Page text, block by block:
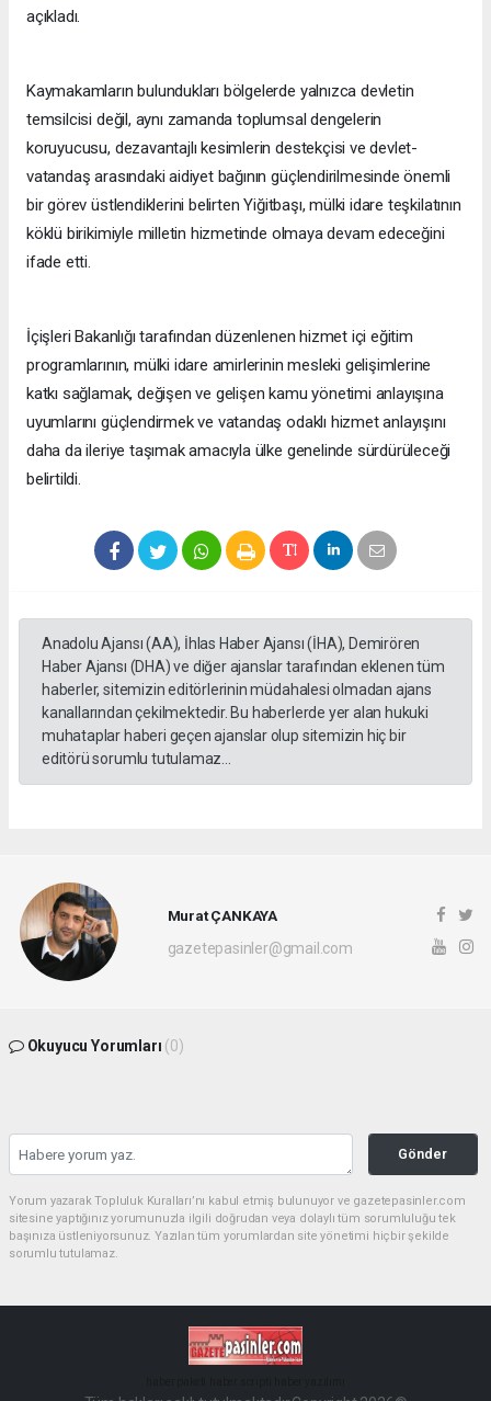
açıkladı.
Kaymakamların bulundukları bölgelerde yalnızca devletin
temsilcisi değil, aynı zamanda toplumsal dengelerin
koruyucusu, dezavantajlı kesimlerin destekçisi ve devlet-
vatandaş arasındaki aidiyet bağının güçlendirilmesinde önemli
bir görev üstlendiklerini belirten Yiğitbaşı, mülki idare teşkilatının
köklü birikimiyle milletin hizmetinde olmaya devam edeceğini
ifade etti.
İçişleri Bakanlığı tarafından düzenlenen hizmet içi eğitim
programlarının, mülki idare amirlerinin mesleki gelişimlerine
katkı sağlamak, değişen ve gelişen kamu yönetimi anlayışına
uyumlarını güçlendirmek ve vatandaş odaklı hizmet anlayışını
daha da ileriye taşımak amacıyla ülke genelinde sürdürüleceği
belirtildi.
Anadolu Ajansı (AA), İhlas Haber Ajansı (İHA), Demirören
Haber Ajansı (DHA) ve diğer ajanslar tarafından eklenen tüm
haberler, sitemizin editörlerinin müdahalesi olmadan ajans
kanallarından çekilmektedir. Bu haberlerde yer alan hukuki
muhataplar haberi geçen ajanslar olup sitemizin hiç bir
editörü sorumlu tutulamaz...
Murat ÇANKAYA
gazetepasinler@gmail.com
Okuyucu Yorumları (0)
Gönder
Yorum yazarak Topluluk Kuralları’nı kabul etmiş bulunuyor ve gazetepasinler.com
sitesine yaptığınız yorumunuzla ilgili doğrudan veya dolaylı tüm sorumluluğu tek
başınıza üstleniyorsunuz. Yazılan tüm yorumlardan site yönetimi hiçbir şekilde
sorumlu tutulamaz.